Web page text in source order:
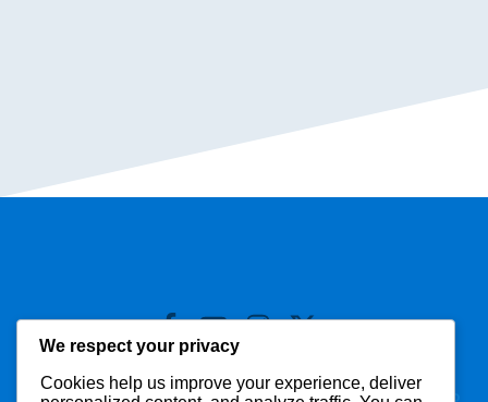
© 2026 9tv. Created for free using WordPress andKubio
We respect your privacy
Cookies help us improve your experience, deliver